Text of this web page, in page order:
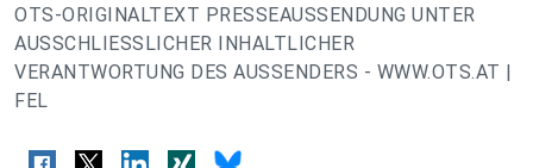
OTS-ORIGINALTEXT PRESSEAUSSENDUNG UNTER
AUSSCHLIESSLICHER INHALTLICHER
VERANTWORTUNG DES AUSSENDERS - WWW.OTS.AT |
FEL